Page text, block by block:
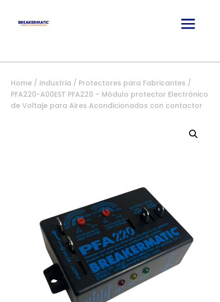
Home / Industria / Protectores para Fabricantes /
PFA220-A00EST PFA220 – Módulo protector Electrónico
de Voltaje para Aires Acondicionados con contactor